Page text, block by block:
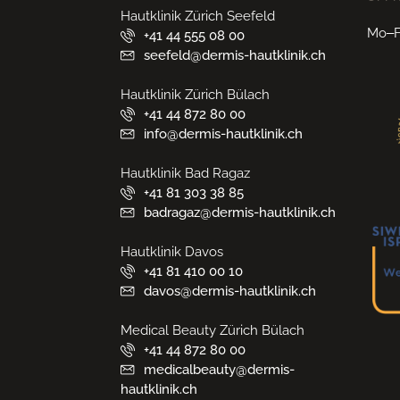
Hautklinik Zürich Seefeld
+41 44 555 08 00
seefeld@dermis-hautklinik.ch
Hautklinik Zürich Bülach
+41 44 872 80 00
info@dermis-hautklinik.ch
Hautklinik Bad Ragaz
+41 81 303 38 85
badragaz@dermis-hautklinik.ch
Hautklinik Davos
+41 81 410 00 10
davos@dermis-hautklinik.ch
Medical Beauty Zürich Bülach
+41 44 872 80 00
medicalbeauty@dermis-
hautklinik.ch